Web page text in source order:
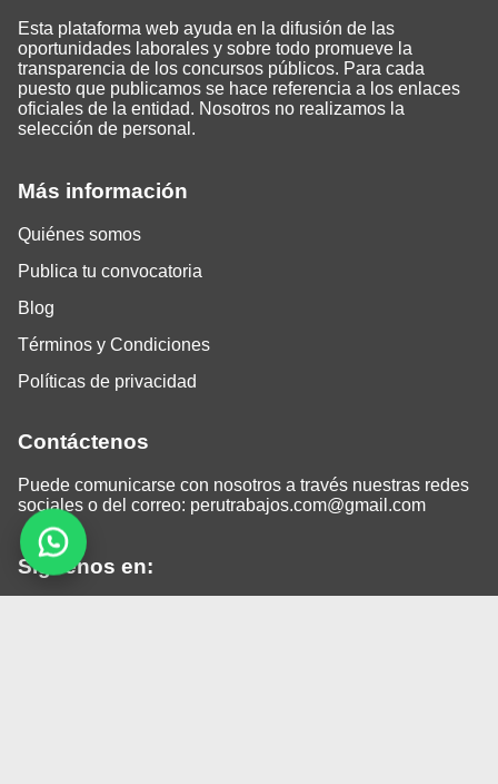
Más información
Quiénes somos
Publica tu convocatoria
Blog
Términos y Condiciones
Políticas de privacidad
Contáctenos
Puede comunicarse con nosotros a través nuestras redes
sociales o del correo: perutrabajos.com@gmail.com
Siguenos en:
Esta plataforma web ayuda en la difusión de las
oportunidades laborales y sobre todo promueve la
transparencia de los concursos públicos. Para cada
puesto que publicamos se hace referencia a los enlaces
oficiales de la entidad. Nosotros no realizamos la
selección de personal.